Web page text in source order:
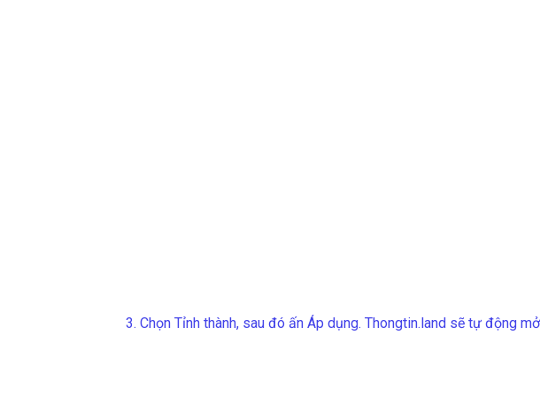
3. Chọn Tỉnh thành, sau đó ấn Áp dụng. Thongtin.land sẽ tự động